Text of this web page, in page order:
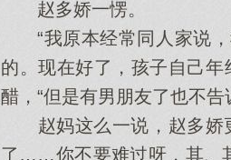
赵多娇一愣。
“我原本经常同人家说，
的。现在好了，孩子自己
醋，“但是有男朋友了也不
赵妈这么一说，赵多娇
了……你不要难过呀，其、